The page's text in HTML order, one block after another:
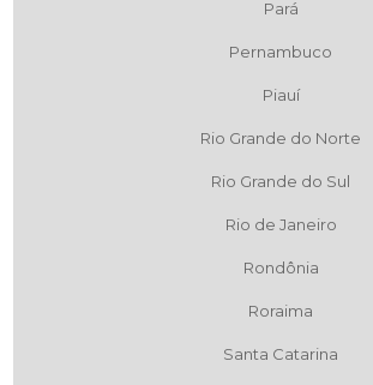
Pará
Pernambuco
Piauí
Rio Grande do Norte
Rio Grande do Sul
Rio de Janeiro
Rondônia
Roraima
Santa Catarina